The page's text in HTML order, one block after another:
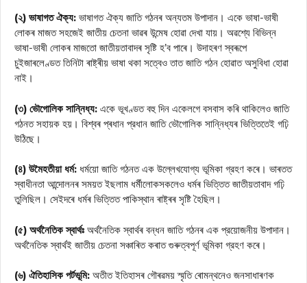
(২) ভাষাগত ঐক্য: ভাষাগত ঐক্য জাতি গঠনৰ অন্যতম উপাদান। একে ভাষা-ভাষী
লোকৰ মাজত সহজেই জাতীয় চেতনা ভাৱৰ উন্মেষ হোৱা দেখা যায়। অৱশ্যে বিভিন্ন
ভাষা-ভাষী লোকৰ মাজতো জাতীয়তাবাদৰ সৃষ্টি হ’ব পাৰে। উদাহৰণ স্বৰূপে
চুইজাৰলেণ্ডত তিনিটা ৰাষ্ট্ৰীয় ভাষা থকা সত্বেও তাত জাতি গঠন হোৱাত অসুবিধা হোৱা
নাই।
(৩) ভৌগোলিক সান্নিধ্য: একে ভূখণ্ডত বহু দিন একেলগে বসবাস কৰি থাকিলেও জাতি
গঠনত সহায়ক হয়। বিশ্বৰ প্ৰধান প্রধান জাতি ভৌগোলিক সান্নিধ্যৰ ভিত্তিতেই গঢ়ি
উঠিছে।
(৪) উমৈহতীয়া ধর্ম: ধর্ময়ো জাতি গঠনত এক উল্লেখযোগ্য ভূমিকা গ্রহণ কৰে। ভাৰতত
স্বাধীনতা আন্দোলনৰ সময়ত ইছলাম ধর্মীলোকসকলেও ধৰ্মৰ ভিত্তিত জাতীয়তাবাদ গঢ়ি
তুলিছিল। সেইদৰে ধৰ্মৰ ভিত্তিত পাকিস্থান ৰাষ্ট্ৰৰ সৃষ্টি হৈছিল।
(৫) অর্থনৈতিক স্বার্থঃ অর্থনৈতিক স্বাৰ্থৰ বন্ধন জাতি গঠনৰ এক প্রয়োজনীয় উপাদান।
অর্থনৈতিক স্বার্থই জাতীয় চেতনা সঞ্চাৰিত কৰাত গুৰুত্বপূর্ণ ভূমিকা গ্রহণ কৰে।
(৬) ঐতিহাসিক পর্টভূমি: অতীত ইতিহাসৰ গৌৰৱময় স্মৃতি ৰোমন্থনেও জনসাধাৰণক